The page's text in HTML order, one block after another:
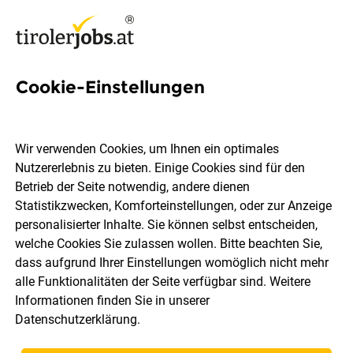
Lehrlinge Einzelhandel
(m/w/d)
Möbelix GmbH
Lienz (Nussdorf) Vollzeit 06.08.2026
Cookie-Einstellungen
Wir verwenden Cookies, um Ihnen ein optimales
Nutzererlebnis zu bieten. Einige Cookies sind für den
Betrieb der Seite notwendig, andere dienen
Statistikzwecken, Komforteinstellungen, oder zur Anzeige
personalisierter Inhalte. Sie können selbst entscheiden,
welche Cookies Sie zulassen wollen. Bitte beachten Sie,
dass aufgrund Ihrer Einstellungen womöglich nicht mehr
alle Funktionalitäten der Seite verfügbar sind. Weitere
Informationen finden Sie in unserer
Datenschutzerklärung.